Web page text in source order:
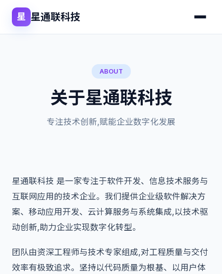
星 星通联科技
ABOUT
关于星通联科技
专注技术创新,赋能企业数字化发展
星通联科技 是一家专注于软件开发、信息技术服务与
互联网应用的技术企业。我们提供企业级软件解决方
案、移动应用开发、云计算服务与系统集成,以技术驱
动创新,助力企业实现数字化转型。
团队由资深工程师与技术专家组成,对工程质量与交付
效率有极致追求。坚持以代码质量为根基、以用户体